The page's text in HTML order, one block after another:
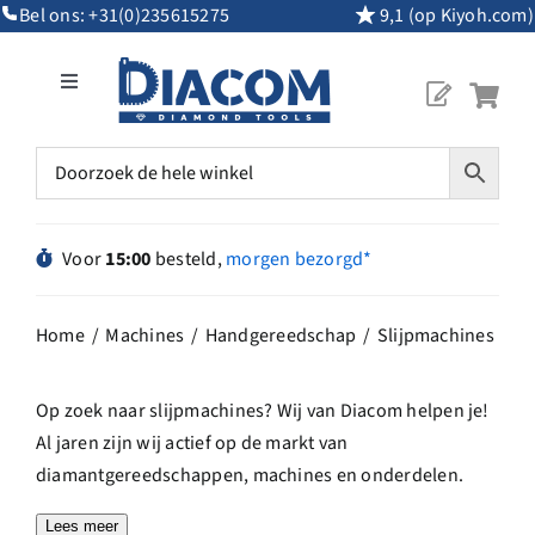
GaBel ons:+31(0)235615275 9,1 (op Kiyoh.com)
Toggle
Navigation
Mijn Account
Maatwerk
Voor15:00 besteld,morgen bezorgd*
Home Machines Handgereedschap Slijpmachines
Op zoek naar slijpmachines? Wij van Diacom helpen je!
Al jaren zijn wij actief op de markt van
diamantgereedschappen, machines en onderdelen.
Naast dat wij deze producten in onze eigen fabriek in
Lees meer